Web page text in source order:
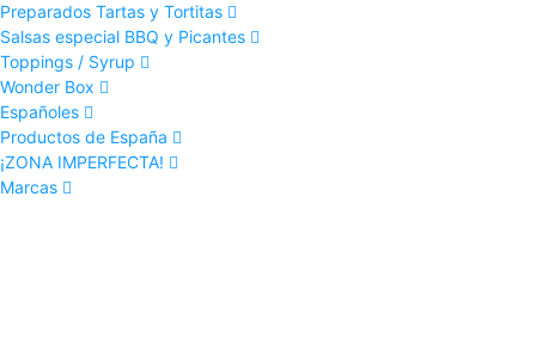
Preparados Tartas y Tortitas
Salsas especial BBQ y Picantes
Toppings / Syrup
Wonder Box
Españoles
Productos de España
¡ZONA IMPERFECTA!
Marcas